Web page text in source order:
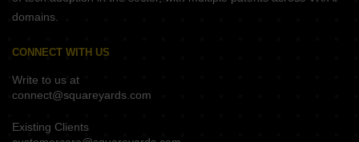
domains.
CONNECT WITH US
Write to us at
connect@squareyards.com
Existing Clients